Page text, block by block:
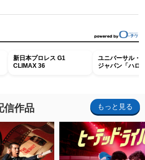
新日本プロレス G1
CLIMAX 36
ユニバーサル・
ジャパン「ハロ
信作品 もっと見る